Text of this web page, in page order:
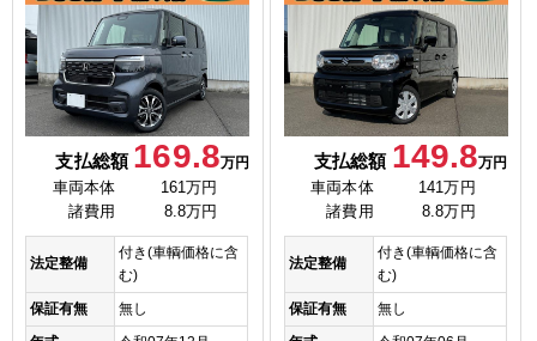
支払総額 169.8万円
車両本体
161万円
諸費用
8.8万円
法定整備
付き(車輌価格に含
む)
保証有無
無し
支払総額 149.8万円
車両本体
141万円
諸費用
8.8万円
法定整備
付き(車輌価格に含
む)
保証有無
無し